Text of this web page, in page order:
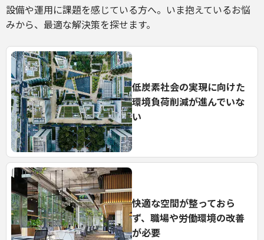
設備や運用に課題を感じている方へ。いま抱えているお悩
みから、最適な解決策を探せます。
低炭素社会の実現に向けた
環境負荷削減が進んでいな
い
快適な空間が整っておら
ず、 職場や労働環境の改善
が必要